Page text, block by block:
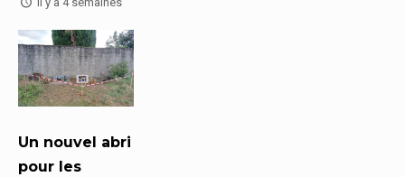
Un nouvel abri
pour les